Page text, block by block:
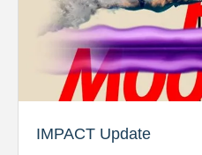
IMPACT Update